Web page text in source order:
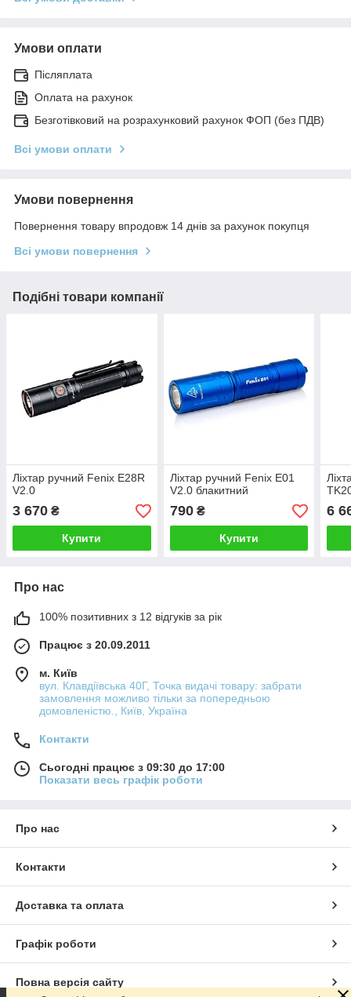
Умови оплати
Післяплата
Оплата на рахунок
Безготівковий на розрахунковий рахунок ФОП (без ПДВ)
Всі умови оплати
Умови повернення
Повернення товару впродовж 14 днів за рахунок покупця
Всі умови повернення
Подібні товари компанії
Ліхтар ручний Fenix E28R
V2.0
3 670 ₴
Купити
Ліхтар ручний Fenix E01
V2.0 блакитний
790₴
Купити
6
Про нас
100% позитивних з 12 відгуків за рік
Працює з 20.09.2011
м. Київ
вул. Клавдіївська 40Г, Точка видачі товару: забрати
замовлення можливо тільки за попередньою
домовленістю., Київ, Україна
Контакти
Сьогодні працює з 09:30 до 17:00
Показати весь графік роботи
Про нас
Контакти
Доставка та оплата
Графік роботи
Повна версія сайту